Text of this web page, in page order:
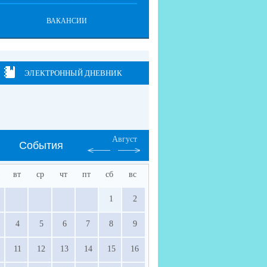
ВАКАНСИИ
ЭЛЕКТРОННЫЙ ДНЕВНИК
События
Август
вт ср чт пт сб вс
1 2
4 5 6 7 8 9
11 12 13 14 15 16